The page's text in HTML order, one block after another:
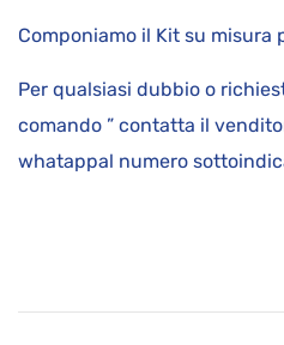
Componiamo il Kit su misura
Per qualsiasi dubbio o
comando ” contatta il
whatappal numero